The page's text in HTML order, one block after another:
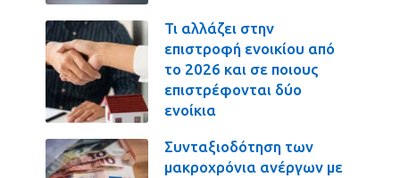
Τι αλλάζει στην
επιστροφή ενοικίου από
το 2026 και σε ποιους
επιστρέφονται δύο
ενοίκια
Συνταξιοδότηση των
μακροχρόνια ανέργων με